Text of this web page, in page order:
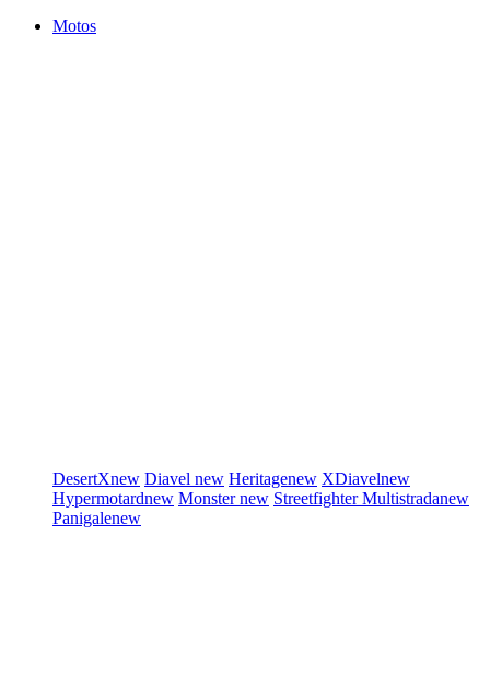
Motos
DesertXnew Diavel new Heritagenew XDiavelnew
Hypermotardnew Monsternew StreetfighterMultistradanew
Panigalenew